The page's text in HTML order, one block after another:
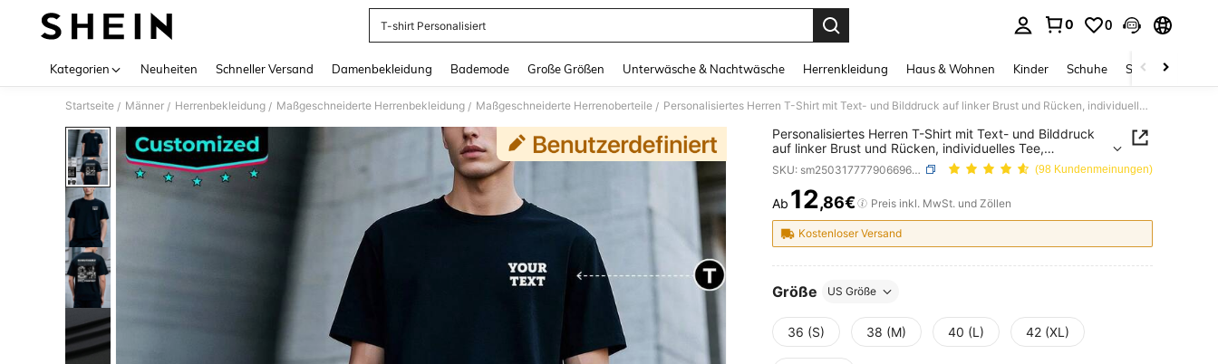
T-shirt Personalisiert
0 0
Kategorien Neuheiten Schneller Versand Damenbekleidung Bademode Große Größen Unterwäsche & Nachtwäsche Herrenkleidung Haus & Wohnen Kinder Schuhe Schmuck &
Startseite / Männer / Herrenbekleidung / Maßgeschneiderte Herrenbekleidung / Maßgeschneiderte Herrenoberteile / Personalisiertes Herren T-Shirt mit Text- und Bilddruck auf linker Brust und Rücken, individuelles Tee, personalisiertes lässig Top, Jahrestagsgeschenk
Personalisiertes Herren T-Shirt mit Text- und Bilddruck
auf linker Brust und Rücken, individuelles Tee,
personalisiertes lässig Top, Jahrestagsgeschenk
SKU: sm25031777790669672 (98 Kundenmeinungen)
PRICE AND AVAILABILITY
Ab 12,86€ Preis inkl. MwSt. und Zöllen
Kostenloser Versand
Größe US Größe
36 (S) 38 (M) 40 (L) 42 (XL)